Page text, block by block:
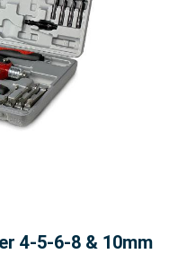
4-5-6-8 & 10mm